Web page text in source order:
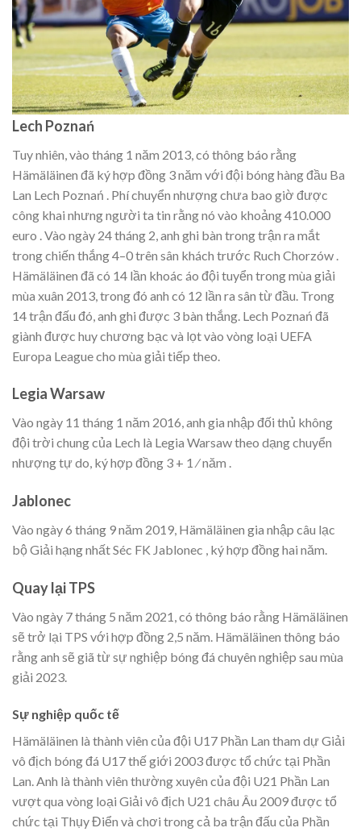
Lech Poznań
Tuy nhiên, vào tháng 1 năm 2013, có thông báo rằng
Hämäläinen đã ký hợp đồng 3 năm với đội bóng hàng đầu Ba
Lan Lech Poznań . Phí chuyển nhượng chưa bao giờ được
công khai nhưng người ta tin rằng nó vào khoảng 410.000
euro . Vào ngày 24 tháng 2, anh ghi bàn trong trận ra mắt
trong chiến thắng 4–0 trên sân khách trước Ruch Chorzów .
Hämäläinen đã có 14 lần khoác áo đội tuyển trong mùa giải
mùa xuân 2013, trong đó anh có 12 lần ra sân từ đầu. Trong
14 trận đấu đó, anh ghi được 3 bàn thắng. Lech Poznań đã
giành được huy chương bạc và lọt vào vòng loại UEFA
Europa League cho mùa giải tiếp theo.
Legia Warsaw
Vào ngày 11 tháng 1 năm 2016, anh gia nhập đối thủ không
đội trời chung của Lech là Legia Warsaw theo dạng chuyển
nhượng tự do, ký hợp đồng 3 + 1 ⁄ năm .
Jablonec
Vào ngày 6 tháng 9 năm 2019, Hämäläinen gia nhập câu lạc
bộ Giải hạng nhất Séc FK Jablonec , ký hợp đồng hai năm.
Quay lại TPS
Vào ngày 7 tháng 5 năm 2021, có thông báo rằng Hämäläinen
sẽ trở lại TPS với hợp đồng 2,5 năm. Hämäläinen thông báo
rằng anh sẽ giã từ sự nghiệp bóng đá chuyên nghiệp sau mùa
giải 2023.
Sự nghiệp quốc tế
Hämäläinen là thành viên của đội U17 Phần Lan tham dự Giải
vô địch bóng đá U17 thế giới 2003 được tổ chức tại Phần
Lan. Anh là thành viên thường xuyên của đội U21 Phần Lan
vượt qua vòng loại Giải vô địch U21 châu Âu 2009 được tổ
chức tại Thụy Điển và chơi trong cả ba trận đấu của Phần